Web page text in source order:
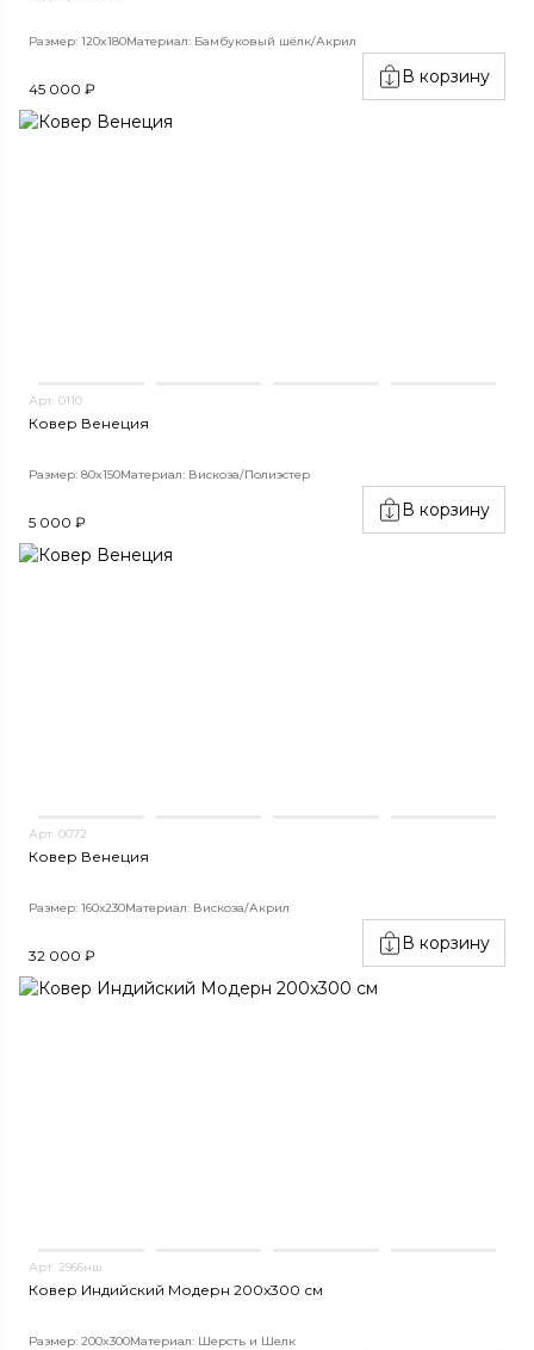
Размер: 120x180Материал: Бамбуковый шёлк/Акрил
45 000 ₽
В корзину
Арт. 0110
Ковер Венеция
Размер: 80x150Материал: Вискоза/Полиэстер
5 000 ₽
В корзину
Арт. 0072
Ковер Венеция
Размер: 160х230Материал: Вискоза/Акрил
32 000 ₽
В корзину
Арт. 2966нш
Ковер Индийский Модерн 200x300 см
Размер: 200x300Материал: Шерсть и Шелк